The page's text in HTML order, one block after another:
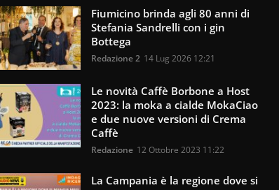
Fiumicino brinda agli 80 anni di
Stefania Sandrelli con i gin
Bottega
Redazione 2 14 Lug 2026 12:21
Le novità Caffè Borbone a Host
2023: la moka a cialde MokaCiao
e due nuove versioni di Crema
Caffè
Redazione 12 Ottobre 2023 11:22
La Campania è la regione dove si